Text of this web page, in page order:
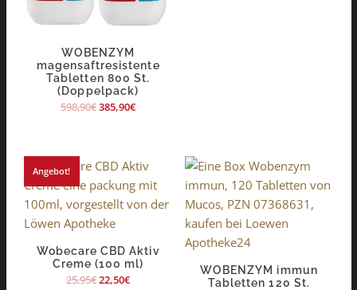
WOBENZYM
magensaftresistente
Tabletten 800 St.
(Doppelpack)
598,90€385,90€
Angebot!
Wobecare CBD Aktiv
Creme (100 ml)
25,95€22,50€
WOBENZYM immun
Tabletten 120 St.